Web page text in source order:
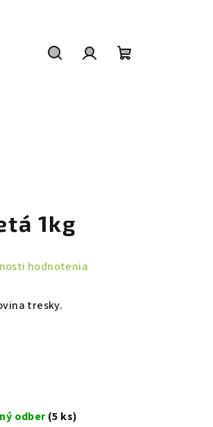
1kg
hodnotenia
tresky.
odber(5 ks)